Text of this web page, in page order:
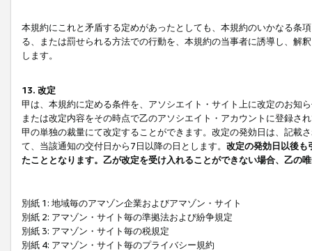
本規約にこれと矛盾する定めがあったとしても、本規約のいかなる条
る、または罰せられる方法での行動を、本規約の当事者に誘導し、解
します。
13. 改定
甲は、本規約に定める条件を、アソシエイト・サイト上に改定のお知
または改定内容をその時点で乙のアソシエイト・アカウントに登録さ
甲の単独の裁量にて改定することができます。改定の発効日は、記載
て、当該通知の交付日から7日以降の日とします。 改定の発効日以後も
たこととなります。乙が改定を受け入れることができない場合、乙の
別紙 1: 地域毎のアマゾン企業およびアマゾン・サイト
別紙 2: アマゾン・サイト毎の準拠法および紛争規定
別紙 3: アマゾン・サイト毎の税規定
別紙 4: アマゾン・サイト毎のプライバシー規約